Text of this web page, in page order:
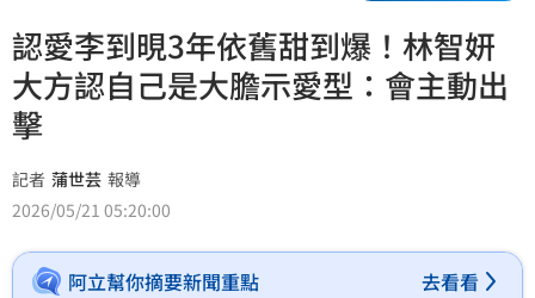
認愛李到晛3年依舊甜到爆！林智妍
大方認自己是大膽示愛型：會主動出
擊
記者 蒲世芸 報導
2026/05/21 05:20:00
阿立幫你摘要新聞重點 去看看